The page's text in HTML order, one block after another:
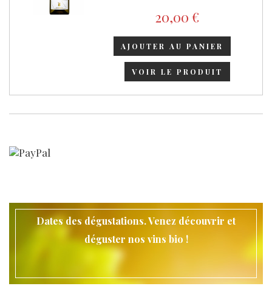
20,00 €
AJOUTER AU PANIER
VOIR LE PRODUIT
Dates des dégustations. Venez découvrir et
déguster nos vins bio !